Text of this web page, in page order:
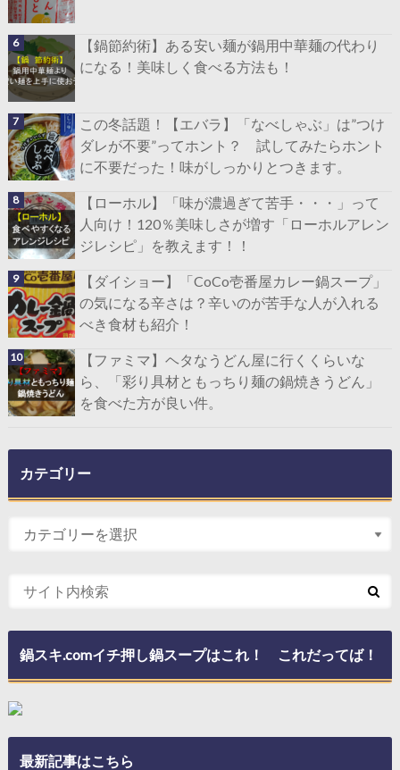
【鍋節約術】ある安い麺が鍋用中華麺の代わり
になる！美味しく食べる方法も！
この冬話題！【エバラ】「なべしゃぶ」は”つけ
ダレが不要”ってホント？ 試してみたらホント
に不要だった！味がしっかりとつきます。
【ローホル】「味が濃過ぎて苦手・・・」って
人向け！120％美味しさが増す「ローホルアレン
ジレシピ」を教えます！！
【ダイショー】「CoCo壱番屋カレー鍋スープ」
の気になる辛さは？辛いのが苦手な人が入れる
べき食材も紹介！
【ファミマ】ヘタなうどん屋に行くくらいな
ら、「彩り具材ともっちり麺の鍋焼きうどん」
を食べた方が良い件。
カテゴリー
鍋スキ.comイチ押し鍋スープはこれ！ これだってば！
最新記事はこちら